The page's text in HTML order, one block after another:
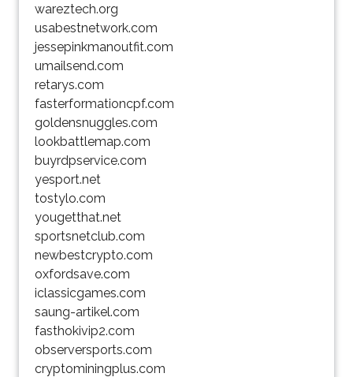
wareztech.org
usabestnetwork.com
jessepinkmanoutfit.com
umailsend.com
retarys.com
fasterformationcpf.com
goldensnuggles.com
lookbattlemap.com
buyrdpservice.com
yesport.net
tostylo.com
yougetthat.net
sportsnetclub.com
newbestcrypto.com
oxfordsave.com
iclassicgames.com
saung-artikel.com
fasthokivip2.com
observersports.com
cryptominingplus.com